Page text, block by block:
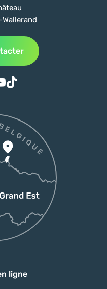
sur Facebook
nous sur Instagram
nous sur Youtube
Suivez-nous sur Tiktok
ligne